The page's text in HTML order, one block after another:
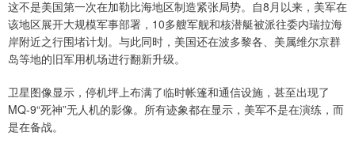
这不是美国第一次在加勒比海地区制造紧张局势。自8月以来，美军在
该地区展开大规模军事部署，10多艘军舰和核潜艇被派往委内瑞拉海
岸附近之行围堵计划。与此同时，美国还在波多黎各、美属维尔京群
岛等地的旧军用机场进行翻新升级。
卫星图像显示，停机坪上布满了临时帐篷和通信设施，甚至出现了
MQ-9“死神”无人机的影像。所有迹象都在显示，美军不是在演练，而
是在备战。